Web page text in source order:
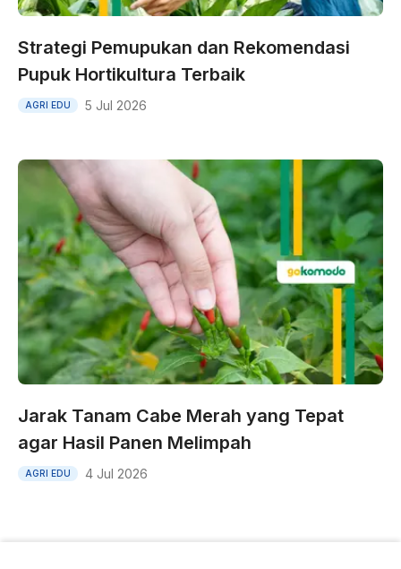
Strategi Pemupukan dan Rekomendasi
Pupuk Hortikultura Terbaik
AGRI EDU 5 Jul 2026
Jarak Tanam Cabe Merah yang Tepat
agar Hasil Panen Melimpah
AGRI EDU 4 Jul 2026